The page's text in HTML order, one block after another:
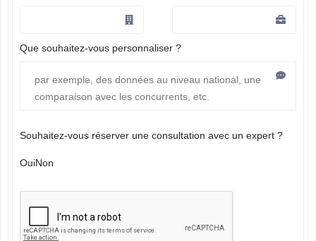
Que souhaitez-vous personnaliser ?
Souhaitez-vous réserver une consultation avec un expert ?
OuiNon